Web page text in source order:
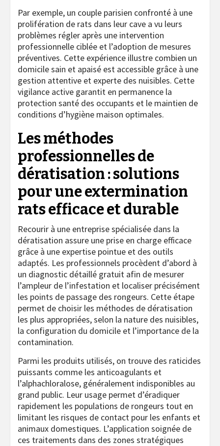
Par exemple, un couple parisien confronté à une
prolifération de rats dans leur cave a vu leurs
problèmes régler après une intervention
professionnelle ciblée et l’adoption de mesures
préventives. Cette expérience illustre combien un
domicile sain et apaisé est accessible grâce à une
gestion attentive et experte des nuisibles. Cette
vigilance active garantit en permanence la
protection santé des occupants et le maintien de
conditions d’hygiène maison optimales.
Les méthodes
professionnelles de
dératisation : solutions
pour une extermination
rats efficace et durable
Recourir à une entreprise spécialisée dans la
dératisation assure une prise en charge efficace
grâce à une expertise pointue et des outils
adaptés. Les professionnels procèdent d’abord à
un diagnostic détaillé gratuit afin de mesurer
l’ampleur de l’infestation et localiser précisément
les points de passage des rongeurs. Cette étape
permet de choisir les méthodes de dératisation
les plus appropriées, selon la nature des nuisibles,
la configuration du domicile et l’importance de la
contamination.
Parmi les produits utilisés, on trouve des raticides
puissants comme les anticoagulants et
l’alphachloralose, généralement indisponibles au
grand public. Leur usage permet d’éradiquer
rapidement les populations de rongeurs tout en
limitant les risques de contact pour les enfants et
animaux domestiques. L’application soignée de
ces traitements dans des zones stratégiques